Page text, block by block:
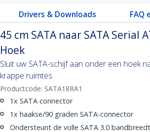
Drivers & Downloads FAQ
45 cm SATA naar SATA Serial
Hoek
Sluit uw SATA-schijf aan onder een hoek
krappe ruimtes
Productcode: SATA18RA1
1x SATA connector
1x haakse/90 graden SATA-connector
Ondersteunt de volle SATA 3.0